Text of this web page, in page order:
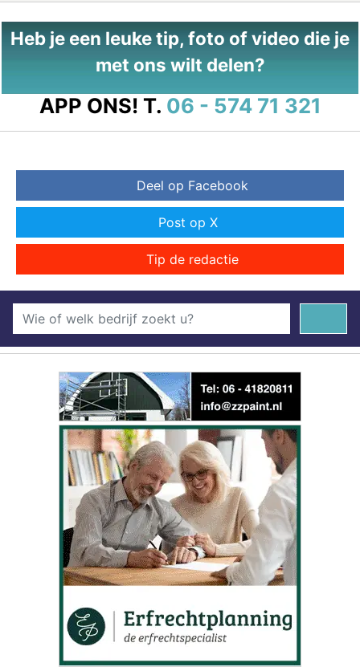
Heb je een leuke tip, foto of video die je
met ons wilt delen?
APP ONS! T. 06 - 574 71 321
Deel op Facebook
Post op X
Tip de redactie